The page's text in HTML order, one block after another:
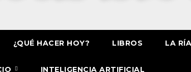
¿QUÉ HACER HOY? LIBROS LA
INTELIGENCIA ARTIFICIAL